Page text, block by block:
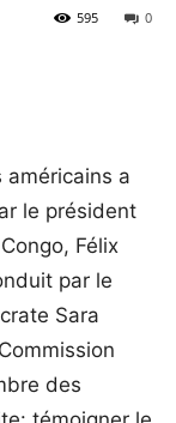
0
595
a
le président
Félix
par le
Sara
des